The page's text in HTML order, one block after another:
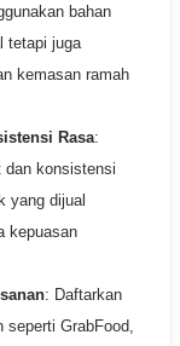
bahan
tetapi juga
kemasan ramah
Rasa:
dan konsistensi
yang dijual
kepuasan
: Daftarkan
GrabFood,